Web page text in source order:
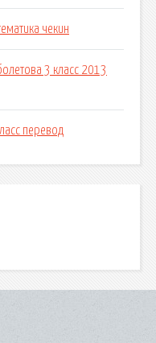
чекин
3 класс 2013
перевод